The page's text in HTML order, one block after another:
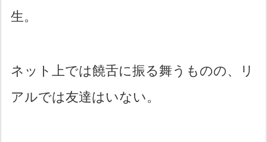
生。
ネット上では饒舌に振る舞うものの、リ
アルでは友達はいない。